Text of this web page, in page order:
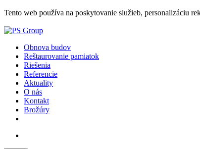
Tento web používa na poskytovanie služieb, personalizáciu
Obnova budov
Reštaurovanie pamiatok
Riešenia
Referencie
Aktuality
O nás
Kontakt
Brožúry